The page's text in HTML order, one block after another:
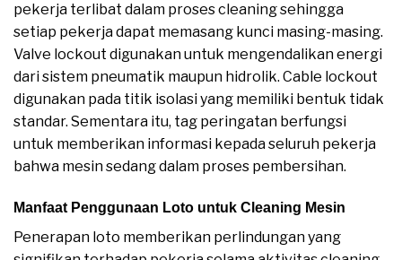
pekerja terlibat dalam proses cleaning sehingga
setiap pekerja dapat memasang kunci masing-masing.
Valve lockout digunakan untuk mengendalikan energi
dari sistem pneumatik maupun hidrolik. Cable lockout
digunakan pada titik isolasi yang memiliki bentuk tidak
standar. Sementara itu, tag peringatan berfungsi
untuk memberikan informasi kepada seluruh pekerja
bahwa mesin sedang dalam proses pembersihan.
Manfaat Penggunaan Loto untuk Cleaning Mesin
Penerapan loto memberikan perlindungan yang